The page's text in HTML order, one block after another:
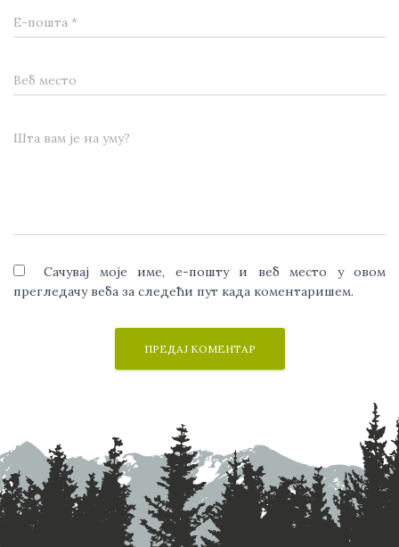
Е-пошта *
Веб место
Шта вам је на уму?
Сачувај моје име, е-пошту и веб место у овом
прегледачу веба за следећи пут када коментаришем.